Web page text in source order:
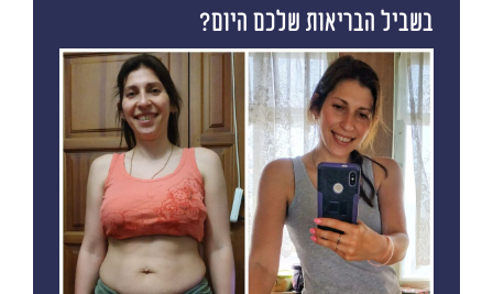
בשביל הבריאות שלכם היום?